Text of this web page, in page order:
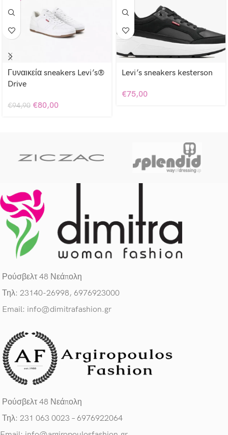
Γυναικεία sneakers Levi’s®
Drive
€94,90 €80,00
Levi’s sneakers kesterson
€75,00
Ρούσβελτ 48 Νεάπολη
Τηλ: 23140-26998, 6976923000
Email: info@dimitrafashion.gr
Ρούσβελτ 48 Νεάπολη
Τηλ: 231 063 0023 – 6976922064